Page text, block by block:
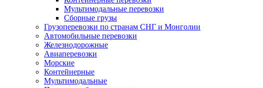
Мультимодальные перевозки
Сборные грузы
Грузоперевозки по странам СНГ и Монголии
Автомобильные перевозки
Железнодорожные
Авиаперевозки
Морские
Контейнерные
Мультимодальные